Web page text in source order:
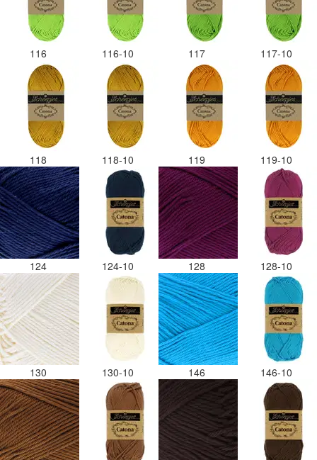
116 116-10 117 117-10
118 118-10 119 119-10
124 124-10 128 128-10
130 130-10 146 146-10